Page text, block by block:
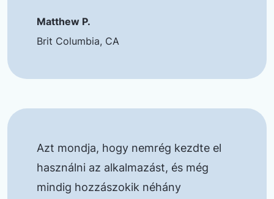
Matthew P.
Brit Columbia, CA
Azt mondja, hogy nemrég kezdte el
használni az alkalmazást, és még
mindig hozzászokik néhány